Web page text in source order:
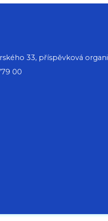
33, příspěvková
00